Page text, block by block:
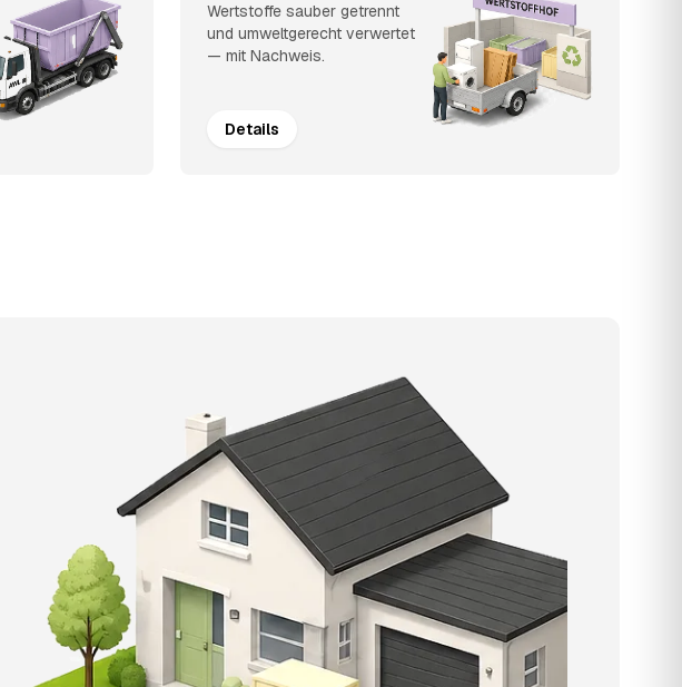
Wertstoffe sauber getrennt
und umweltgerecht verwertet
— mit Nachweis.
Details